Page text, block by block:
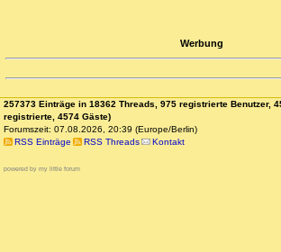
Werbung
257373 Einträge in 18362 Threads, 975 registrierte Benutzer,
registrierte, 4574 Gäste)
Forumszeit: 07.08.2026, 20:39 (Europe/Berlin)
RSS Einträge
RSS Threads Kontakt
powered by my little forum